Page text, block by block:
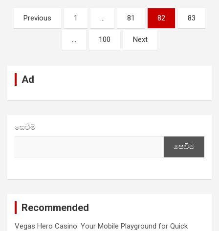
Posts
pagination
Previous 1 … 81 82 83
… 100 Next
Ad
සෙවීම
සෙවීම
Recommended
Vegas Hero Casino: Your Mobile Playground for Quick